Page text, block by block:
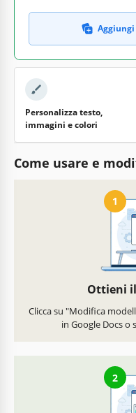
Personalizza testo,
immagini e colori
Come usare e
1
Ottieni
Clicca su "Modifica
in Google Docs o
2